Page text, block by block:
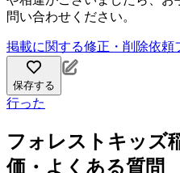
問い合わせください。
掲載に関する修正・削除依頼
保存する
行った
フォレストキッズ
価・よくある質問